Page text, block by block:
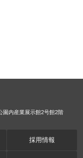
内産業展示館2号館2階
採用情報